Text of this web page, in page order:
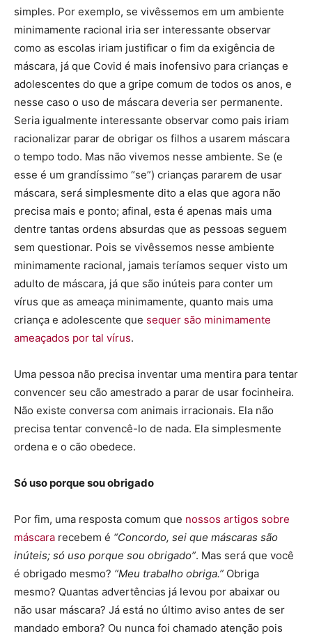
simples. Por exemplo, se vivêssemos em um ambiente
minimamente racional iria ser interessante observar
como as escolas iriam justificar o fim da exigência de
máscara, já que Covid é mais inofensivo para crianças e
adolescentes do que a gripe comum de todos os anos, e
nesse caso o uso de máscara deveria ser permanente.
Seria igualmente interessante observar como pais iriam
racionalizar parar de obrigar os filhos a usarem máscara
o tempo todo. Mas não vivemos nesse ambiente. Se (e
esse é um grandíssimo “se”) crianças pararem de usar
máscara, será simplesmente dito a elas que agora não
precisa mais e ponto; afinal, esta é apenas mais uma
dentre tantas ordens absurdas que as pessoas seguem
sem questionar. Pois se vivêssemos nesse ambiente
minimamente racional, jamais teríamos sequer visto um
adulto de máscara, já que são inúteis para conter um
vírus que as ameaça minimamente, quanto mais uma
criança e adolescente que sequer são minimamente
ameaçados por tal vírus.
Uma pessoa não precisa inventar uma mentira para tentar
convencer seu cão amestrado a parar de usar focinheira.
Não existe conversa com animais irracionais. Ela não
precisa tentar convencê-lo de nada. Ela simplesmente
ordena e o cão obedece.
Só uso porque sou obrigado
Por fim, uma resposta comum que nossos artigos sobre
máscara recebem é “Concordo, sei que máscaras são
inúteis; só uso porque sou obrigado”. Mas será que você
é obrigado mesmo? “Meu trabalho obriga.” Obriga
mesmo? Quantas advertências já levou por abaixar ou
não usar máscara? Já está no último aviso antes de ser
mandado embora? Ou nunca foi chamado atenção pois